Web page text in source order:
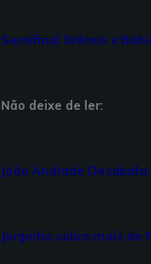
Semifinal Grêmio x
Não deixe de ler:
João Andrade
Jorginho cobra mais de